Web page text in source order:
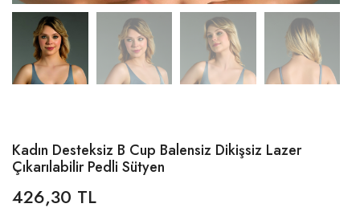
Kadın Desteksiz B Cup Balensiz Dikişsiz Lazer
Çıkarılabilir Pedli Sütyen
426,30 TL